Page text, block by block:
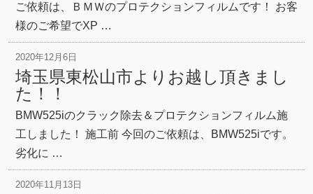
ご依頼は、ＢＭＷのプロテクションフィルムです！ お客
様のご希望でXP …
2020年12月6日
埼玉県東松山市よりお越し頂きまし
た！！
BMW525iのクラック除去＆プロテクションフィルム施
工しました！ 施工前 今回のご依頼は、BMW525iです。
劣化に …
2020年11月13日